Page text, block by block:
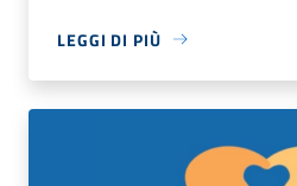
LEGGI DI PIÙ